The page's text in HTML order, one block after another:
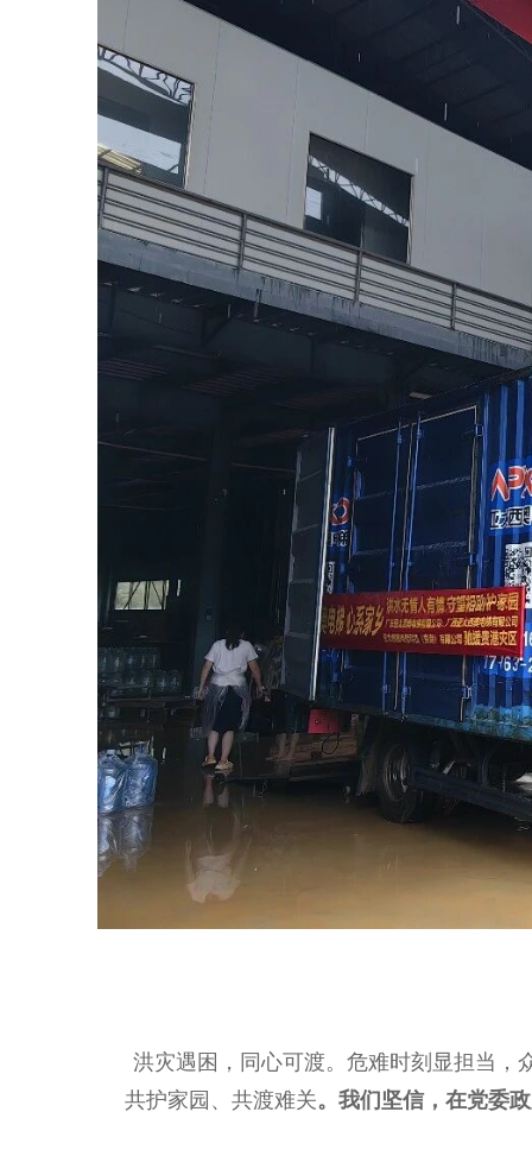
洪灾遇困，同心可渡。危难时刻显担当，
共护家园、共渡难关。 我们坚信，在党委